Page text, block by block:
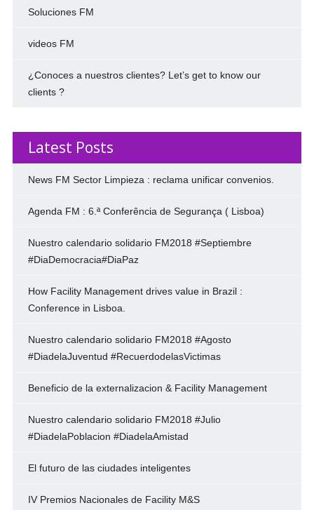
Soluciones FM
videos FM
¿Conoces a nuestros clientes? Let’s get to know our
clients ?
Latest Posts
News FM Sector Limpieza : reclama unificar convenios.
Agenda FM : 6.ª Conferência de Segurança ( Lisboa)
Nuestro calendario solidario FM2018 #Septiembre
#DiaDemocracia#DiaPaz
How Facility Management drives value in Brazil :
Conference in Lisboa.
Nuestro calendario solidario FM2018 #Agosto
#DiadelaJuventud #RecuerdodelasVictimas
Beneficio de la externalizacion & Facility Management
Nuestro calendario solidario FM2018 #Julio
#DiadelaPoblacion #DiadelaAmistad
El futuro de las ciudades inteligentes
IV Premios Nacionales de Facility M&S